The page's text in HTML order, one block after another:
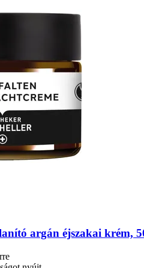
argán éjszakai krém,